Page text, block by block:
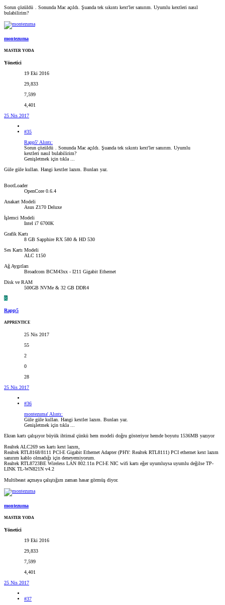
Sorun çözüldü
. Sonunda Mac açıldı. Şuanda tek sıkıntı kext'ler sanırım. Uyumlu kextleri nasıl
bulabilirim?
montezuma
MASTER YODA
Yönetici
19 Eki 2016
29,833
7,599
4,401
25 Nis 2017
#35
Rapp5' Alıntı:
Sorun çözüldü
. Sonunda Mac açıldı. Şuanda tek sıkıntı kext'ler sanırım. Uyumlu
kextleri nasıl bulabilirim?
Genişletmek için tıkla ...
Güle güle kullan. Hangi kextler lazım. Bunları yaz.
BootLoader
OpenCore 0.6.4
Anakart Modeli
Asus Z170 Deluxe
İşlemci Modeli
Intel i7 6700K
Grafik Kartı
8 GB Sapphire RX 580 & HD 530
Ses Kartı Modeli
ALC 1150
Ağ Aygıtları
Broadcom BCM43xx - I211 Gigabit Ethernet
Disk ve RAM
500GB NVMe & 32 GB DDR4
R
Rapp5
APPRENTICE
25 Nis 2017
55
2
0
28
25 Nis 2017
#36
montezuma' Alıntı:
Güle güle kullan. Hangi kextler lazım. Bunları yaz.
Genişletmek için tıkla ...
Ekran kartı çalışıyor büyük ihtimal çünkü hem modeli doğru gösteriyor hemde boyutu 1536MB yazıyor
Realtek ALC269 ses kartı kext lazım,
Realtek RTL8168/8111 PCI-E Gigabit Ethernet Adapter (PHY: Realtek RTL8111) PCI ethernet kext lazım
sanırım kablo olmadığı için deneyemiyorum.
Realtek RTL8723BE Wireless LAN 802.11n PCI-E NIC wifi kartı eğer uyumluysa uyumlu değilse TP-
LINK TL-WN821N v4.2
Multibeast açmaya çalıştığım zaman hasar görmüş diyor.
montezuma
MASTER YODA
Yönetici
19 Eki 2016
29,833
7,599
4,401
25 Nis 2017
#37